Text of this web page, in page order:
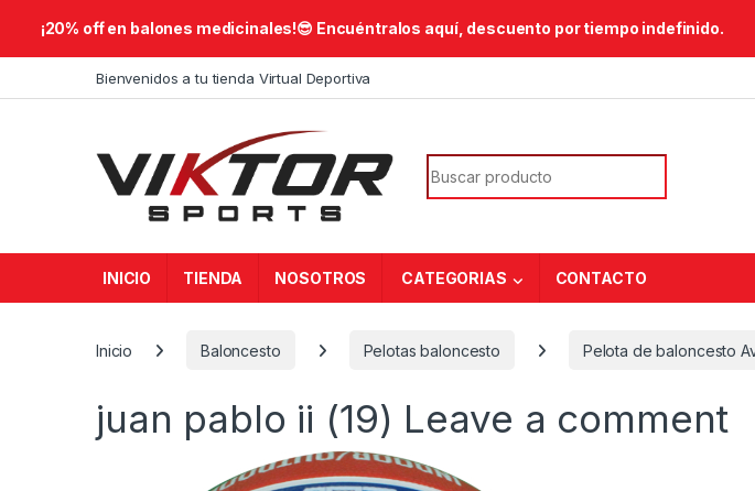
​¡20% off en balones medicinales!😎​ Encuéntralos aquí, descuento por tiempo indefinido.
Bienvenidos a tu tienda Virtual Deportiva
Search for:
INICIO TIENDA NOSOTROS CATEGORIAS CONTACTO
Inicio Baloncesto Pelotas baloncesto Pelota de baloncesto
juan pablo ii (19) Leave a comment